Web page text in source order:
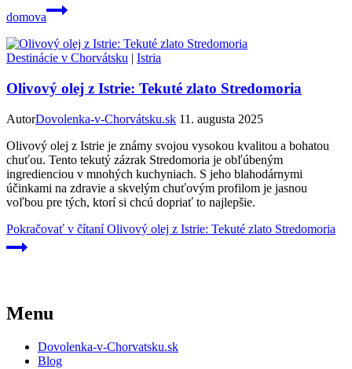
domova
Destinácie v Chorvátsku | Istria
Olivový olej z Istrie: Tekuté zlato Stredomoria
AutorDovolenka-v-Chorvátsku.sk 11. augusta 2025
Olivový olej z Istrie je známy svojou vysokou kvalitou a bohatou
chuťou. Tento tekutý zázrak Stredomoria je obľúbeným
ingredienciou v mnohých kuchyniach. S jeho blahodárnymi
účinkami na zdravie a skvelým chuťovým profilom je jasnou
voľbou pre tých, ktorí si chcú dopriať to najlepšie.
Pokračovať v čítaníOlivový olej z Istrie: Tekuté zlato Stredomoria
Menu
Dovolenka-v-Chorvatsku.sk
Blog